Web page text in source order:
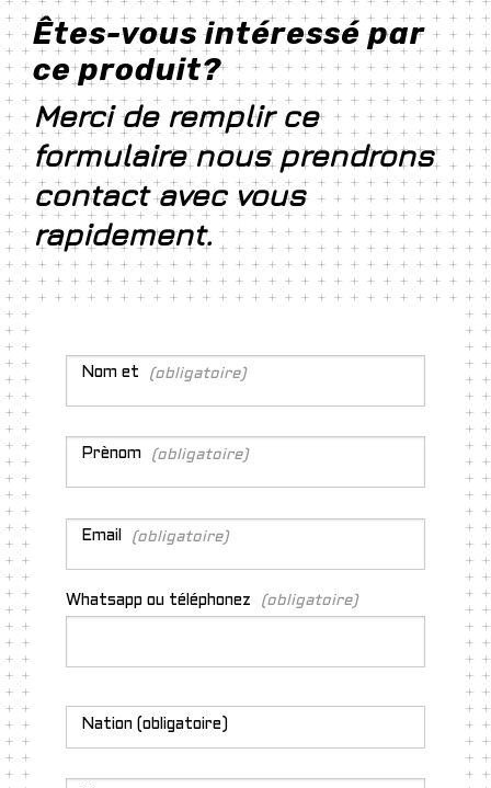
Êtes-vous intéressé par
ce produit?
Merci de remplir ce
formulaire nous prendrons
contact avec vous
rapidement.
Nom et (obligatoire)
Prènom (obligatoire)
Email (obligatoire)
Whatsapp ou téléphonez (obligatoire)
(obligatoire)
Nation (obligatoire)